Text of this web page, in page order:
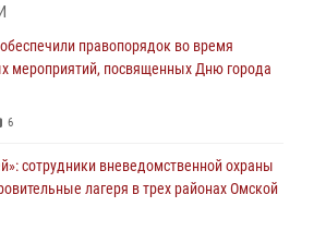
беспилотниками (видео)
2
уникального передвижного
в крестном ходе в День крещения
правопорядок во время
мероприятий, посвященных Дню города
6
сотрудники вневедомственной охраны
лагеря в трех районах Омской